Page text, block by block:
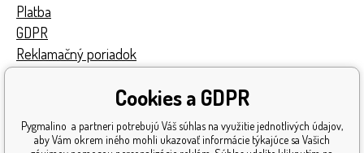
Platba
GDPR
Reklamačný poriadok
Získané ocenenia
Katalóg hračiek
Cookies a GDPR
Pygmalino a partneri potrebujú Váš súhlas na využitie jednotlivých údajov,
aby Vám okrem iného mohli ukazovať informácie týkajúce sa Vašich